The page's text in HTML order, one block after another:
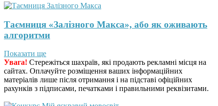
Таємниця «Залізного Макса», або як оживають
алгоритми
Показати ще
Увага! Стережіться шахраїв, які продають рекламні місця на
сайтах. Оплачуйте розміщення ваших інформаційних
матеріалів лише після отримання і на підставі офіційних
рахунків з підписами, печатками і правильними реквізитами.